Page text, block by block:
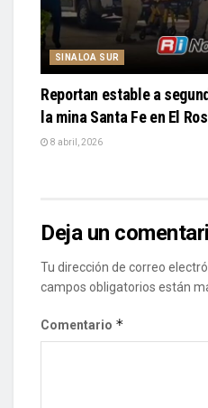
SINALOA SUR
Reportan estable a
la mina Santa Fe en El
8 abril, 2026
Deja un
Tu dirección de correo
campos obligatorios están
Comentario *